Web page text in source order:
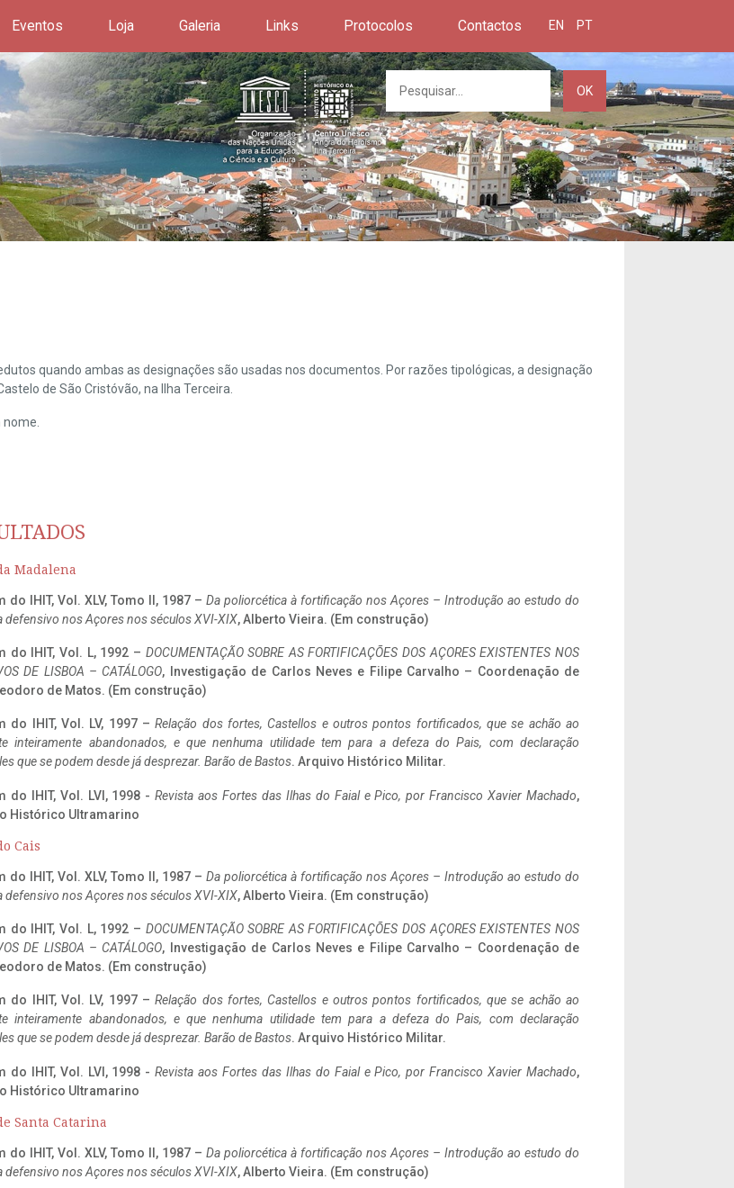
Eventos Loja Galeria Links Protocolos Contactos EN PT
OK
quando ambas as designações são usadas nos documentos. Por razões tipológicas, a designação
de São Cristóvão, na Ilha Terceira.
Madalena
do IHIT, Vol. XLV, Tomo II, 1987 – Da poliorcética à fortificação nos Açores – Introdução ao estudo do
defensivo nos Açores nos séculos XVI-XIX, Alberto Vieira. (Em construção)
do IHIT, Vol. L, 1992 – DOCUMENTAÇÃO SOBRE AS FORTIFICAÇÕES DOS AÇORES EXISTENTES NOS
DE LISBOA – CATÁLOGO, Investigação de Carlos Neves e Filipe Carvalho – Coordenação de
de Matos. (Em construção)
do IHIT, Vol. LV, 1997 –Relação dos fortes, Castellos e outros pontos fortificados, que se achão ao
inteiramente abandonados, e que nenhuma utilidade tem para a defeza do Pais, com declaração
que se podem desde já desprezar. Barão de Bastos. Arquivo Histórico Militar.
do IHIT, Vol. LVI, 1998 -Revista aos Fortes das Ilhas do Faial e Pico, por Francisco Xavier Machado,
Histórico Ultramarino
Cais
do IHIT, Vol. XLV, Tomo II, 1987 – Da poliorcética à fortificação nos Açores – Introdução ao estudo do
defensivo nos Açores nos séculos XVI-XIX, Alberto Vieira. (Em construção)
do IHIT, Vol. L, 1992 – DOCUMENTAÇÃO SOBRE AS FORTIFICAÇÕES DOS AÇORES EXISTENTES NOS
DE LISBOA – CATÁLOGO, Investigação de Carlos Neves e Filipe Carvalho – Coordenação de
de Matos. (Em construção)
do IHIT, Vol. LV, 1997 –Relação dos fortes, Castellos e outros pontos fortificados, que se achão ao
inteiramente abandonados, e que nenhuma utilidade tem para a defeza do Pais, com declaração
que se podem desde já desprezar. Barão de Bastos. Arquivo Histórico Militar.
do IHIT, Vol. LVI, 1998 -Revista aos Fortes das Ilhas do Faial e Pico, por Francisco Xavier Machado,
Histórico Ultramarino
Santa Catarina
do IHIT, Vol. XLV, Tomo II, 1987 – Da poliorcética à fortificação nos Açores – Introdução ao estudo do
defensivo nos Açores nos séculos XVI-XIX, Alberto Vieira. (Em construção)